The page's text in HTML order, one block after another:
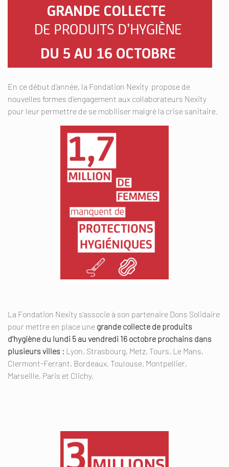
En ce début d’année, la Fondation Nexity propose de
nouvelles formes d’engagement aux collaborateurs Nexity
pour leur permettre de se mobiliser malgré la crise sanitaire.
La Fondation Nexity s’associe à son partenaire Dons Solidaire
pour mettre en place une grande collecte de produits
d’hygiène du lundi 5 au vendredi 16 octobre prochains dans
plusieurs villes : Lyon, Strasbourg, Metz, Tours, Le Mans,
Clermont-Ferrant, Bordeaux, Toulouse, Montpellier,
Marseille, Paris et Clichy.